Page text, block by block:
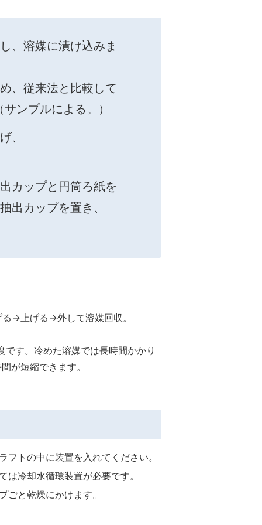
、溶媒に漬け込みま
、従来法と⽐較して
ンプルによる。）
、
カップと円筒ろ紙を
出カップを置き、
→上げる→外して溶媒回収。
す。冷めた溶媒では⻑時間かかり
が短縮できます。
トの中に装置を入れてください。
冷却水循環装置が必要です。
と乾燥にかけます。